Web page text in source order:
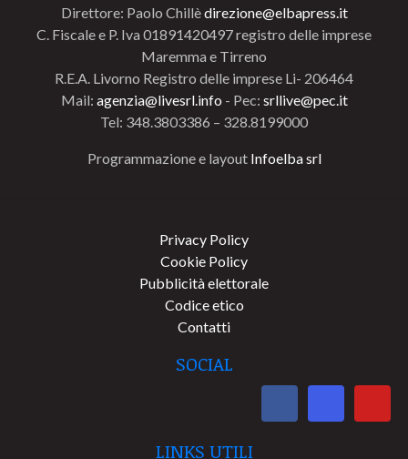
Direttore: Paolo Chillèdirezione@elbapress.it
C. Fiscale e P. Iva 01891420497 registro delle imprese
Maremma e Tirreno
R.E.A. Livorno Registro delle imprese Li- 206464
Mail: agenzia@livesrl.info - Pec: srllive@pec.it
Tel: 348.3803386 – 328.8199000
Programmazione e layout Infoelba srl
Privacy Policy
Cookie Policy
Pubblicità elettorale
Codice etico
Contatti
SOCIAL
LINKS UTILI